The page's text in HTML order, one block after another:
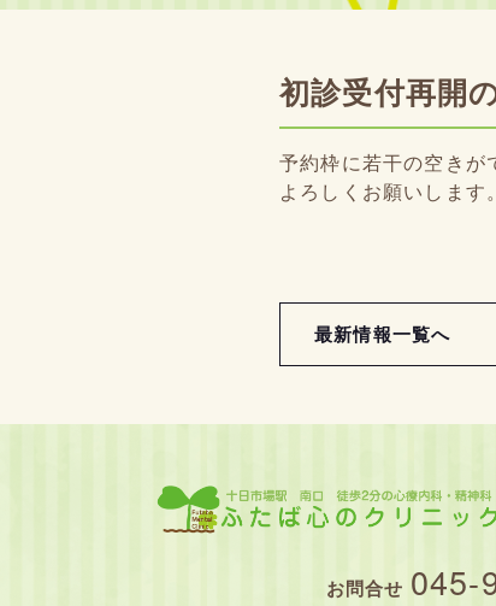
初診受付再開
予約枠に若干の空きが
よろしくお願いします。
最新情報一覧へ
お問合せ 045-